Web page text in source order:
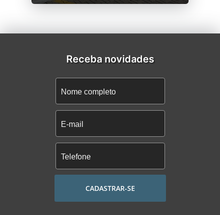
Receba novidades
CADASTRAR-SE